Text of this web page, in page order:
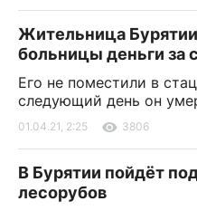
Жительница
больницы деньги за
Его не поместили в
следующий день он
01.04.21, 2:25 3806
В Бурятии пойдёт
лесорубов